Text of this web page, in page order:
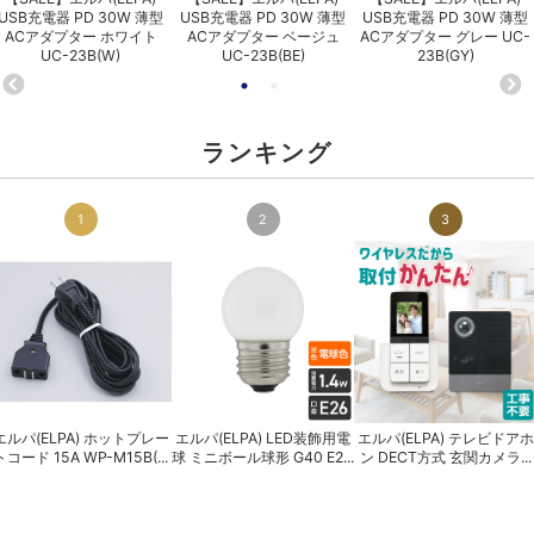
充電器 PD 30W 薄型
ACアダプター ホワイト
UC-23B(W)
USB充電器 PD 30W 薄型
ACアダプター ベージュ
UC-23B(BE)
USB充電器 PD 30W 薄型
ACアダプター グレー UC-
23B(GY)
ランキング
1
ルパ(ELPA) ホットプレー
コード 15A WP-M15B(...
2
エルパ(ELPA) LED装飾用電
球 ミニボール球形 G40 E2...
3
エルパ(ELPA) テレビドアホ
ン DECT方式 玄関カメラ...